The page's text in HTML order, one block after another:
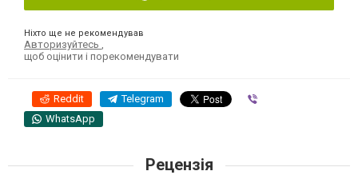
Ніхто ще не рекомендував
Авторизуйтесь
щоб оцінити і порекомендувати
Reddit Telegram
WhatsApp
Рецензія